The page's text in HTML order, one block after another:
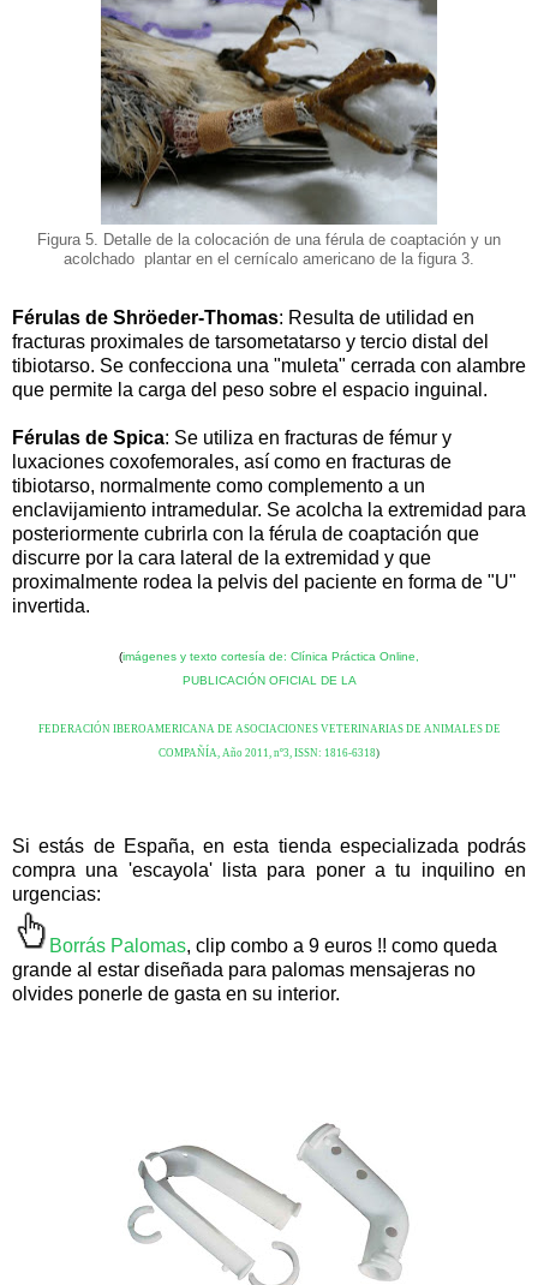
Figura 5. Detalle de la colocación de una férula de coaptación y un
acolchado plantar en el cernícalo americano de la figura 3.
Férulas de Shröeder-Thomas: Resulta de utilidad en
fracturas proximales de tarsometatarso y tercio distal del
tibiotarso. Se confecciona una "muleta" cerrada con alambre
que permite la carga del peso sobre el espacio inguinal.
Férulas de Spica: Se utiliza en fracturas de fémur y
luxaciones coxofemorales, así como en fracturas de
tibiotarso, normalmente como complemento a un
enclavijamiento intramedular. Se acolcha la extremidad para
posteriormente cubrirla con la férula de coaptación que
discurre por la cara lateral de la extremidad y que
proximalmente rodea la pelvis del paciente en forma de "U"
invertida.
(imágenes y texto cortesía de: Clínica Práctica Online,
PUBLICACIÓN OFICIAL DE LA
FEDERACIÓN IBEROAMERICANA DE ASOCIACIONES VETERINARIAS DE ANIMALES DE
COMPAÑÍA, Año 2011, nº3, ISSN: 1816-6318)
Si estás de España, en esta tienda especializada podrás
compra una 'escayola' lista para poner a tu inquilino en
urgencias:
Borrás Palomas, clip combo a 9 euros !! como queda
grande al estar diseñada para palomas mensajeras no
olvides ponerle de gasta en su interior.